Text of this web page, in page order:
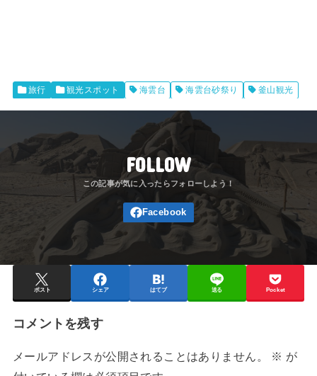
旅行 観光スポット 海雲台 海雲台砂祭り 釜山観光
FOLLOW
ポスト シェア はてブ 送る Pocket
コメントを残す
メールアドレスが公開されることはありません。 ※ が